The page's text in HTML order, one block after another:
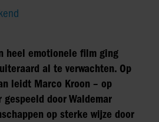
heel emotionele film ging
al te verwachten. Op
leidt Marco Kroon – op
door Waldemar
op sterke wijze door